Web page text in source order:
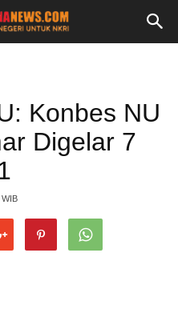
Konbes NU
Digelar 7